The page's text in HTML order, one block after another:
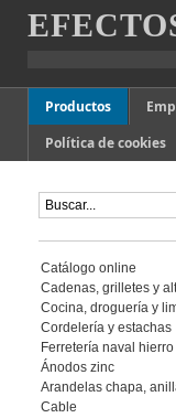
Productos
Política de cookies
Catálogo online
Cadenas, grilletes y
Cocina, droguería y
Cordelería y estachas
Ferretería naval
Ánodos zinc
Arandelas chapa,
Cable